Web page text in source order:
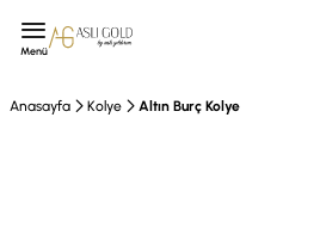
Menü
Anasayfa Kolye Altın Burç Kolye